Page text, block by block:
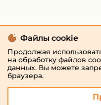
Файлы cookie
Продолжая
на обработку файлов
данных. Вы можете
браузера.